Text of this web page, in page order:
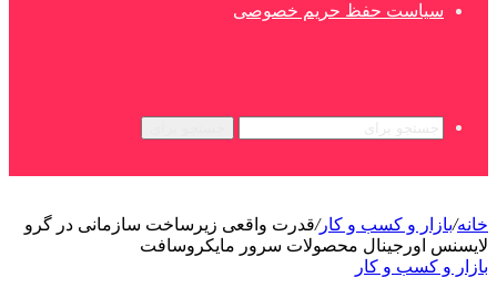
سیاست حفظ حریم خصوصی
خانه/بازار و کسب و کار/قدرت واقعی زیرساخت سازمانی در گرو
لایسنس اورجینال محصولات سرور مایکروسافت
بازار و کسب و کار